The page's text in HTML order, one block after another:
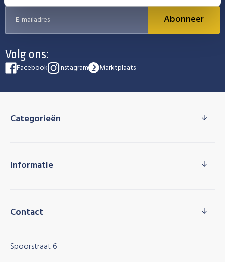
Abonneer
Volg ons:
Facebook Instagram Marktplaats
Categorieën
Informatie
Contact
Spoorstraat 6